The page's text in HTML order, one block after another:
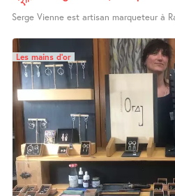
Serge Vienne est artisan marqueteur à
Les mains d’or